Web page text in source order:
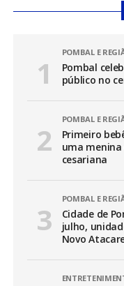
POMBAL E
Pombal
público no
POMBAL E
Primeiro
uma
cesariana
POMBAL E
Cidade de
julho,
Novo